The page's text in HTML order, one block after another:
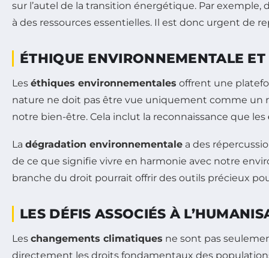
sur l’autel de la transition énergétique. Par
à des ressources essentielles. Il est donc urgent de
ÉTHIQUE ENVIRONNEMENTALE
Les éthiques environnementales offrent une
nature ne doit pas être vue uniquement comme un
notre bien-être. Cela inclut la reconnaissance que les
La dégradation environnementale a des
de ce que signifie vivre en harmonie avec notre
branche du droit pourrait offrir des outils précieux
LES DÉFIS ASSOCIÉS À
Les changements climatiques ne sont pas
directement les droits fondamentaux des